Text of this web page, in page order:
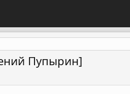
Пупырин]